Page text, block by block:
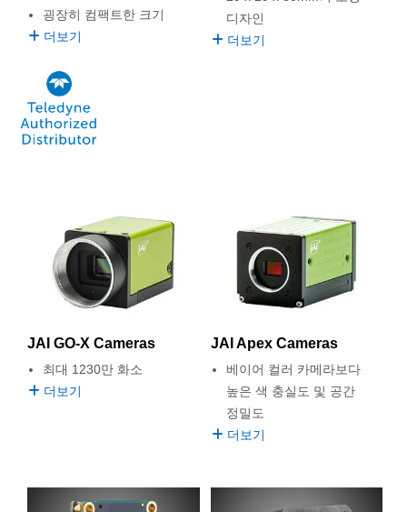
굉장히 컴팩트한 크기
더보기
디자인
더보기
JAI GO-X Cameras
최대 1230만 화소
더보기
JAI Apex Cameras
베이어 컬러 카메라보다
높은 색 충실도 및 공간
정밀도
더보기